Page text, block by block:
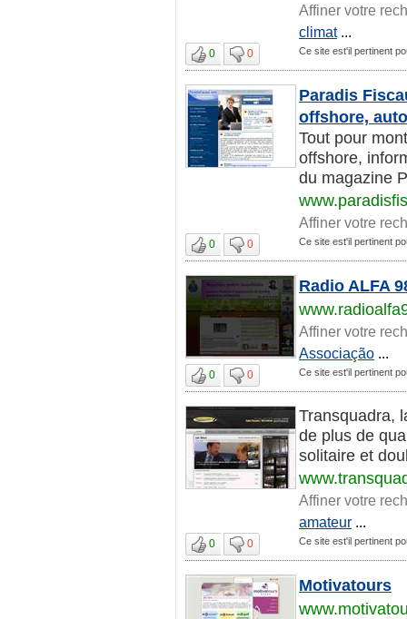
Affiner votre
climat...
0 0 Ce site est'il pertinent
Paradis
offshore,
Tout pour
offshore,
du magazine
Affiner votre
0 0 Ce site est'il pertinent
Radio ALFA
Affiner votre
Associação ...
0 0 Ce site est'il pertinent
Transquadra,
de plus de
solitaire et
Affiner votre
amateur ...
0 0 Ce site est'il pertinent
Motivatours